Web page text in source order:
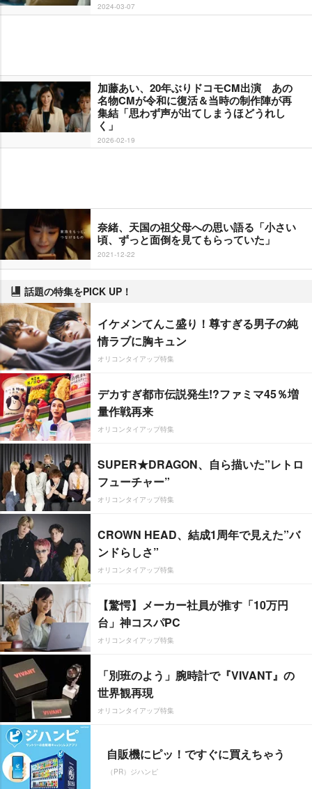
2024-03-07
加藤あい、20年ぶりドコモCM出演 あの
名物CMが令和に復活＆当時の制作陣が再
集結「思わず声が出てしまうほどうれし
く」
2026-02-19
奈緒、天国の祖父母への思い語る「小さい
頃、ずっと面倒を見てもらっていた」
2021-12-22
話題の特集をPICK UP！
イケメンてんこ盛り！尊すぎる男子の純
情ラブに胸キュン
オリコンタイアップ特集
デカすぎ都市伝説発生!?ファミマ45％増
量作戦再来
オリコンタイアップ特集
SUPER★DRAGON、自ら描いた”レトロ
フューチャー”
オリコンタイアップ特集
CROWN HEAD、結成1周年で見えた”バ
ンドらしさ”
オリコンタイアップ特集
【驚愕】メーカー社員が推す「10万円
台」神コスパPC
オリコンタイアップ特集
「別班のよう」腕時計で『VIVANT』の
世界観再現
オリコンタイアップ特集
自販機にピッ！ですぐに買えちゃう
（PR）ジハンピ